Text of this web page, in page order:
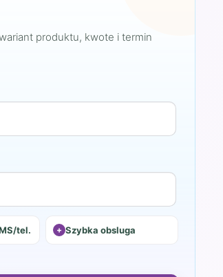
produktu, kwote i termin
tel. Szybka obsluga